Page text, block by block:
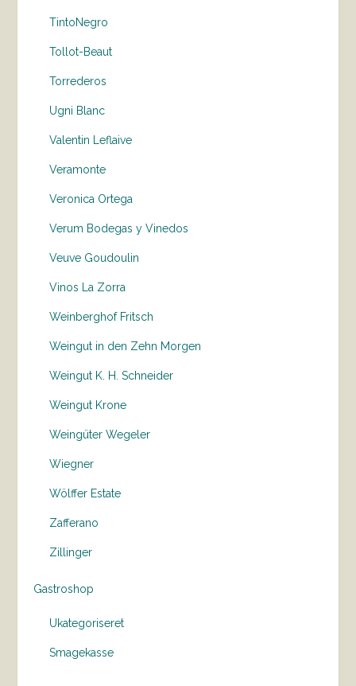
TintoNegro
Tollot-Beaut
Torrederos
Ugni Blanc
Valentin Leflaive
Veramonte
Veronica Ortega
Verum Bodegas y Vinedos
Veuve Goudoulin
Vinos La Zorra
Weinberghof Fritsch
Weingut in den Zehn Morgen
Weingut K. H. Schneider
Weingut Krone
Weingüter Wegeler
Wiegner
Wölffer Estate
Zafferano
Zillinger
Gastroshop
Ukategoriseret
Smagekasse